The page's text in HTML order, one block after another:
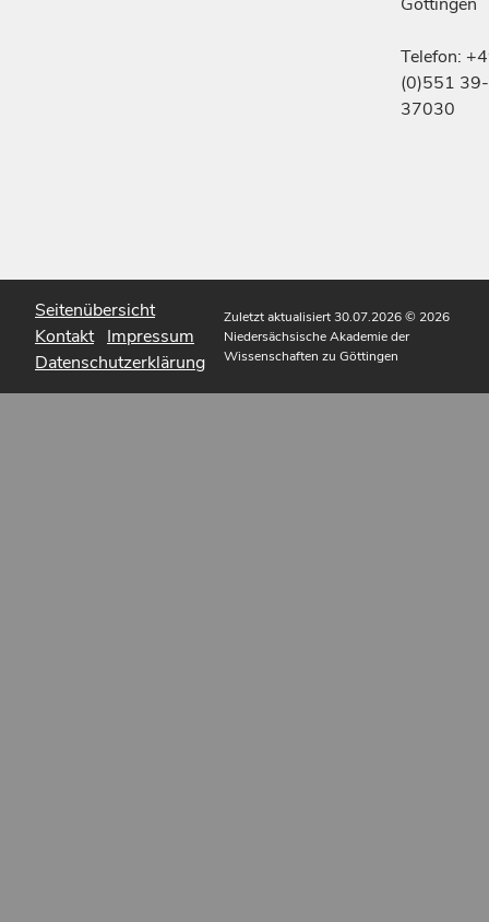
Telefon:
(0)551 39-
37030
Seitenübersicht
Kontakt Impressum
Datenschutzerklärung
Zuletzt aktualisiert 30.07.2026© 2026
Niedersächsische Akademie der
Wissenschaften zu Göttingen